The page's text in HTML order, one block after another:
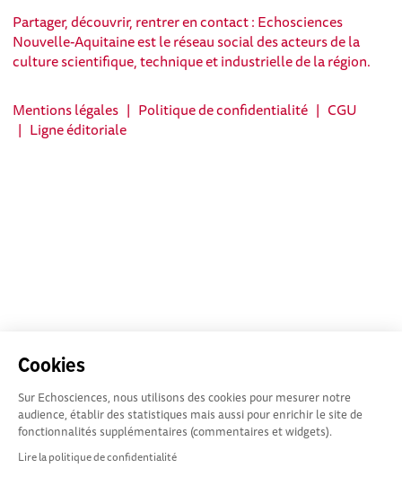
Cookies
Sur Echosciences, nous utilisons des cookies pour mesurer notre
audience, établir des statistiques mais aussi pour enrichir le site de
fonctionnalités supplémentaires (commentaires et widgets).
Lire la politique de confidentialité
Partager, découvrir, rentrer en contact : Echosciences
Nouvelle-Aquitaine est le réseau social des acteurs de la
culture scientifique, technique et industrielle de la région.
Mentions légales | Politique de confidentialité | CGU
| Ligne éditoriale